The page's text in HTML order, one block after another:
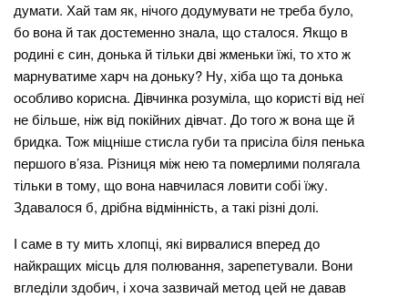
думати. Хай там як, нічого додумувати не треба було,
бо вона й так достеменно знала, що сталося. Якщо в
родині є син, донька й тільки дві жменьки їжі, то хто ж
марнуватиме харч на доньку? Ну, хіба що та донька
особливо корисна. Дівчинка розуміла, що користі від неї
не більше, ніж від покійних дівчат. До того ж вона ще й
бридка. Тож міцніше стисла губи та присіла біля пенька
першого в’яза. Різниця між нею та померлими полягала
тільки в тому, що вона навчилася ловити собі їжу.
Здавалося б, дрібна відмінність, а такі різні долі.
І саме в ту мить хлопці, які вирвалися вперед до
найкращих місць для полювання, зарепетували. Вони
вгледіли здобич, і хоча зазвичай метод цей не давав